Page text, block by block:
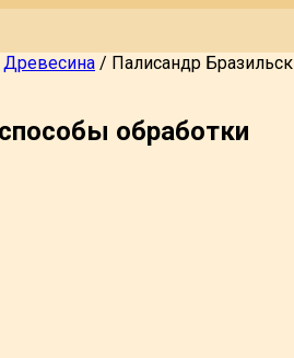
Древесина / Палисандр
обработки